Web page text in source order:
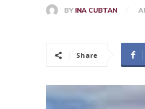
BY INA CUBTAN
Share